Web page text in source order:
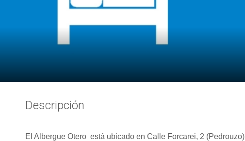
Descripción
El Albergue Otero está ubicado en Calle Forcarei, 2 (Pedrouzo)